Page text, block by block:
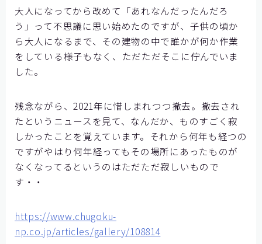
大人になってから改めて「あれなんだったんだろ
う」って不思議に思い始めたのですが、子供の頃か
ら大人になるまで、その建物の中で誰かが何か作業
をしている様子もなく、ただただそこに佇んでいま
した。
残念ながら、2021年に惜しまれつつ撤去。撤去され
たというニュースを見て、なんだか、ものすごく寂
しかったことを覚えています。それから何年も経つの
ですがやはり何年経ってもその場所にあったものが
なくなってるというのはただただ寂しいもので
す・・
https://www.chugoku-
np.co.jp/articles/gallery/108814